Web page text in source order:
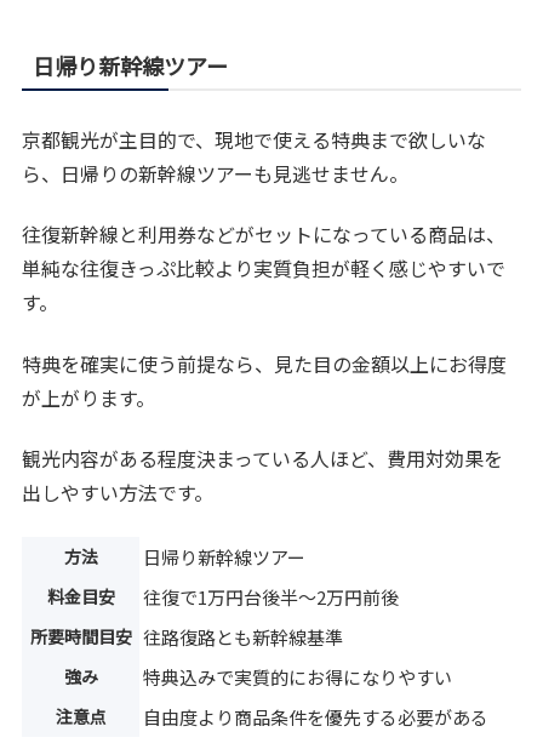
日帰り新幹線ツアー
京都観光が主目的で、現地で使える特典まで欲しいな
ら、日帰りの新幹線ツアーも見逃せません。
往復新幹線と利用券などがセットになっている商品は、
単純な往復きっぷ比較より実質負担が軽く感じやすいで
す。
特典を確実に使う前提なら、見た目の金額以上にお得度
が上がります。
観光内容がある程度決まっている人ほど、費用対効果を
出しやすい方法です。
方法 日帰り新幹線ツアー
料金目安 往復で1万円台後半〜2万円前後
所要時間目安 往路復路とも新幹線基準
強み 特典込みで実質的にお得になりやすい
注意点 自由度より商品条件を優先する必要がある